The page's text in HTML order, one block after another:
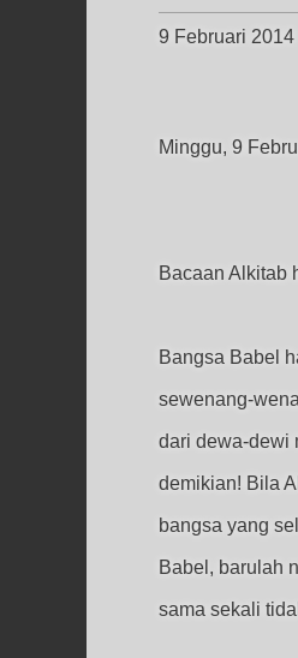
9 Februari 2014
Minggu, 9
Bacaan Alkitab
Bangsa Babel
sewenang-
dari dewa-dewi
demikian! Bila
bangsa yang
Babel, barulah
sama sekali